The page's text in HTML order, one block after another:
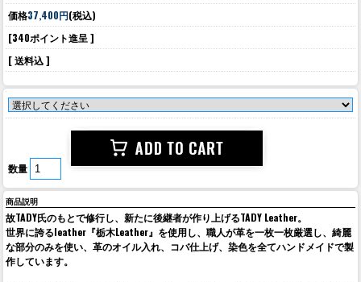
価格37,400円(税込)
[340ポイント進呈 ]
[ 送料込 ]
数量
商品説明
故TADY氏のもとで修行し、新たに後継者が作り上げるTADY Leather。
世界に誇るleather『栃木Leather』を使用し、職人が革を一枚一枚厳選し、綺麗
な部分のみを使い、革のオイル入れ、コバ仕上げ、染色を全てハンドメイドで製
作しています。